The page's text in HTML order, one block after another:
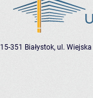
15-351 Białystok, ul.